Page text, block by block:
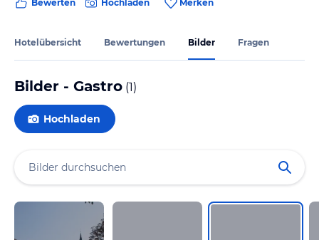
Bewerten Hochladen Merken
Hotelübersicht Bewertungen Bilder Fragen
Bilder - Gastro (1)
Hochladen